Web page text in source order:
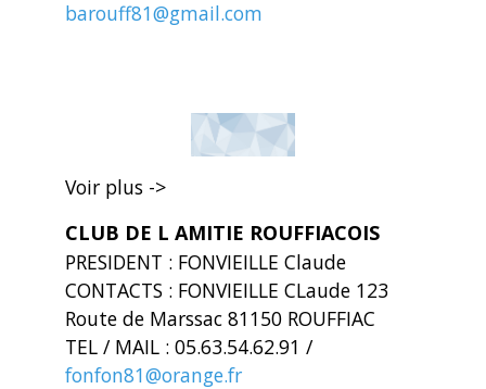
barouff81@gmail.com
Voir plus ->
CLUB DE L AMITIE ROUFFIACOIS
PRESIDENT : FONVIEILLE Claude
CONTACTS : FONVIEILLE CLaude 123
Route de Marssac 81150 ROUFFIAC
TEL / MAIL : 05.63.54.62.91 /
fonfon81@orange.fr